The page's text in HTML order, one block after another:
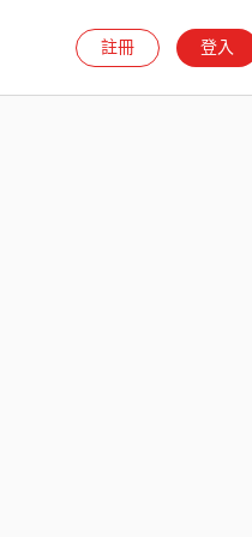
註冊 登入